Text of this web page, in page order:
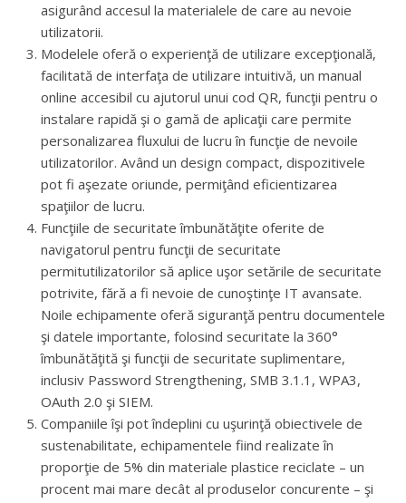
asigurând accesul la materialele de care au nevoie
utilizatorii.
Modelele oferă o experienţă de utilizare excepţională,
facilitată de interfaţa de utilizare intuitivă, un manual
online accesibil cu ajutorul unui cod QR, funcţii pentru o
instalare rapidă şi o gamă de aplicaţii care permite
personalizarea fluxului de lucru în funcţie de nevoile
utilizatorilor. Având un design compact, dispozitivele
pot fi aşezate oriunde, permiţând eficientizarea
spaţiilor de lucru.
Funcţiile de securitate îmbunătăţite oferite de
navigatorul pentru funcţii de securitate
permitutilizatorilor să aplice uşor setările de securitate
potrivite, fără a fi nevoie de cunoştinţe IT avansate.
Noile echipamente oferă siguranţă pentru documentele
şi datele importante, folosind securitate la 360°
îmbunătăţită şi funcţii de securitate suplimentare,
inclusiv Password Strengthening, SMB 3.1.1, WPA3,
OAuth 2.0 şi SIEM.
Companiile îşi pot îndeplini cu uşurinţă obiectivele de
sustenabilitate, echipamentele fiind realizate în
proporţie de 5% din materiale plastice reciclate – un
procent mai mare decât al produselor concurente – şi